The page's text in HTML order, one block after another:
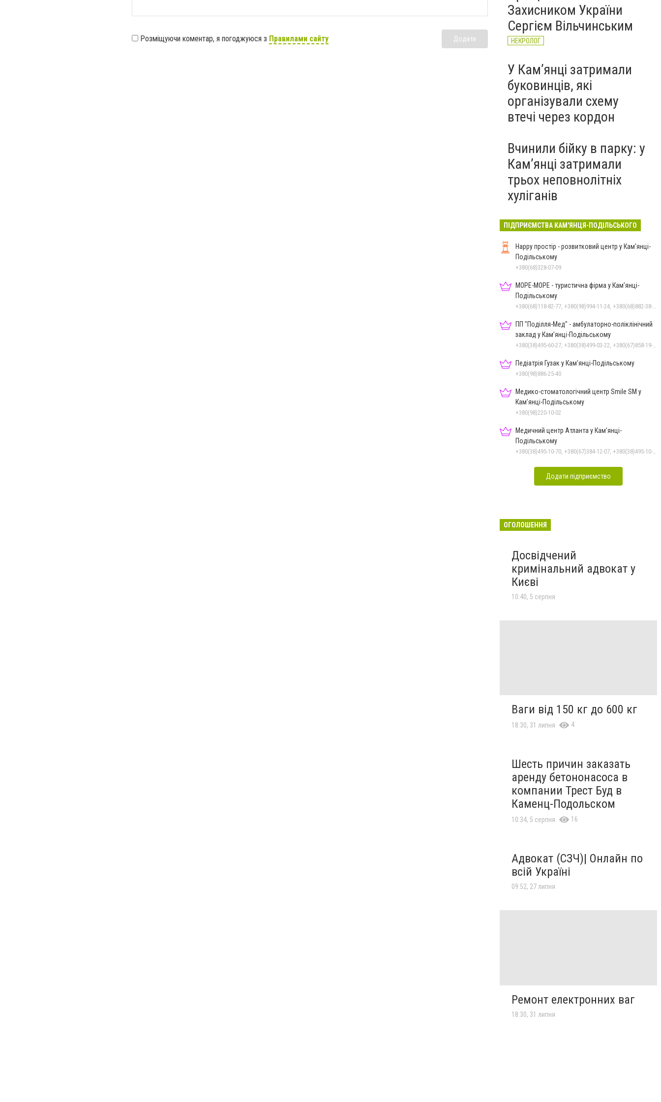
Розміщуючи коментар, я погоджуюся з Правилами сайту Додати
Захисником України
Сергієм Вільчинським
НЕКРОЛОГ
У Кам’янці затримали
буковинців, які
організували схему
втечі через кордон
Вчинили бійку в парку: у
Кам’янці затримали
трьох неповнолітніх
хуліганів
ПІДПРИЄМСТВА КАМ'ЯНЦЯ-ПОДІЛЬСЬКОГО
Happy простір - розвитковий центр у Кам'янці-
Подільському
+380(68)328-07-09
МОРЕ-МОРЕ - туристична фірма у Кам’янці-
Подільському
+380(68)118-82-77, +380(98)994-11-24, +380(68)882-38-28
ПП "Поділля-Мед" - амбулаторно-поліклінічний
заклад у Кам’янці-Подільському
+380(38)495-60-27, +380(38)499-03-22, +380(67)858-19-75
Педіатрія Гузак у Кам'янці-Подільському
+380(98)886-25-40
Медико-стоматологічний центр Smile SM у
Кам’янці-Подільському
+380(98)220-10-02
Медичний центр Атланта у Кам’янці-
Подільському
+380(38)495-10-70, +380(67)384-12-07, +380(38)495-10-80
Додати підприємство
ОГОЛОШЕННЯ
Досвідчений
кримінальний адвокат у
Києві
10:40, 5 серпня
Ваги від 150 кг до 600 кг
18:30, 31 липня 4
Шесть причин заказать
аренду бетононасоса в
компании Трест Буд в
Каменц-Подольском
10:34, 5 серпня 16
Адвокат (СЗЧ)| Онлайн по
всій Україні
09:52, 27 липня
Ремонт електронних ваг
18:30, 31 липня